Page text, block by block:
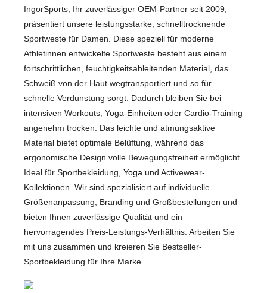
IngorSports, Ihr zuverlässiger OEM-Partner seit 2009,
präsentiert unsere leistungsstarke, schnelltrocknende
Sportweste für Damen. Diese speziell für moderne
Athletinnen entwickelte Sportweste besteht aus einem
fortschrittlichen, feuchtigkeitsableitenden Material, das
Schweiß von der Haut wegtransportiert und so für
schnelle Verdunstung sorgt. Dadurch bleiben Sie bei
intensiven Workouts, Yoga-Einheiten oder Cardio-Training
angenehm trocken. Das leichte und atmungsaktive
Material bietet optimale Belüftung, während das
ergonomische Design volle Bewegungsfreiheit ermöglicht.
Ideal für Sportbekleidung, Yoga und Activewear-
Kollektionen. Wir sind spezialisiert auf individuelle
Größenanpassung, Branding und Großbestellungen und
bieten Ihnen zuverlässige Qualität und ein
hervorragendes Preis-Leistungs-Verhältnis. Arbeiten Sie
mit uns zusammen und kreieren Sie Bestseller-
Sportbekleidung für Ihre Marke.